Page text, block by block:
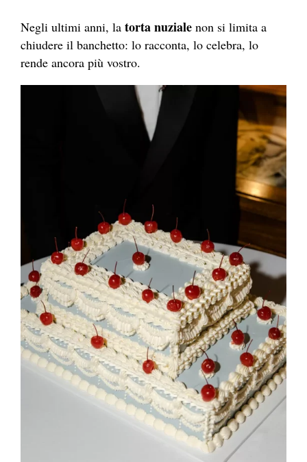
Negli ultimi anni, la torta nuziale non si limita a
chiudere il banchetto: lo racconta, lo celebra, lo
rende ancora più vostro.